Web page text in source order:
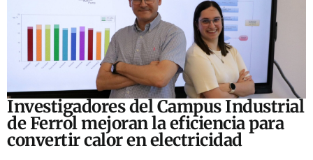
Investigadores del Campus Industrial
de Ferrol mejoran la eficiencia para
convertir calor en electricidad